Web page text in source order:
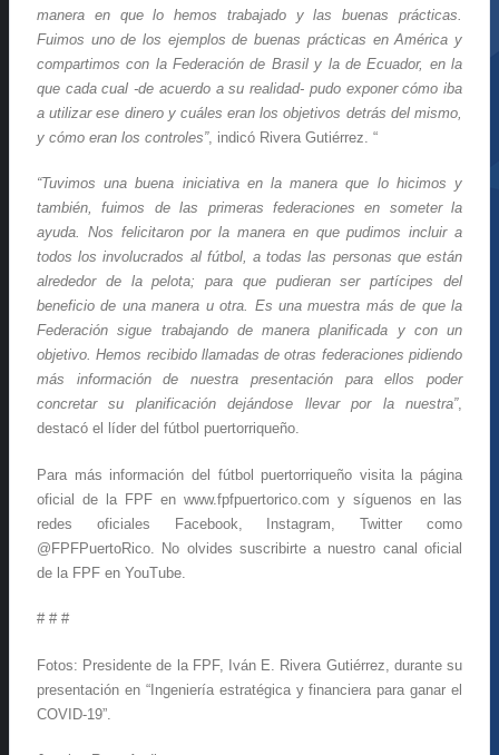
manera en que lo hemos trabajado y las buenas prácticas.
Fuimos uno de los ejemplos de buenas prácticas en América y
compartimos con la Federación de Brasil y la de Ecuador, en la
que cada cual -de acuerdo a su realidad- pudo exponer cómo iba
a utilizar ese dinero y cuáles eran los objetivos detrás del mismo,
y cómo eran los controles”, indicó Rivera Gutiérrez. “
“Tuvimos una buena iniciativa en la manera que lo hicimos y
también, fuimos de las primeras federaciones en someter la
ayuda. Nos felicitaron por la manera en que pudimos incluir a
todos los involucrados al fútbol, a todas las personas que están
alrededor de la pelota; para que pudieran ser partícipes del
beneficio de una manera u otra. Es una muestra más de que la
Federación sigue trabajando de manera planificada y con un
objetivo. Hemos recibido llamadas de otras federaciones pidiendo
más información de nuestra presentación para ellos poder
concretar su planificación dejándose llevar por la nuestra”,
destacó el líder del fútbol puertorriqueño.
Para más información del fútbol puertorriqueño visita la página
oficial de la FPF en www.fpfpuertorico.com y síguenos en las
redes oficiales Facebook, Instagram, Twitter como
@FPFPuertoRico. No olvides suscribirte a nuestro canal oficial
de la FPF en YouTube.
# # #
Fotos: Presidente de la FPF, Iván E. Rivera Gutiérrez, durante su
presentación en “Ingeniería estratégica y financiera para ganar el
COVID-19”.